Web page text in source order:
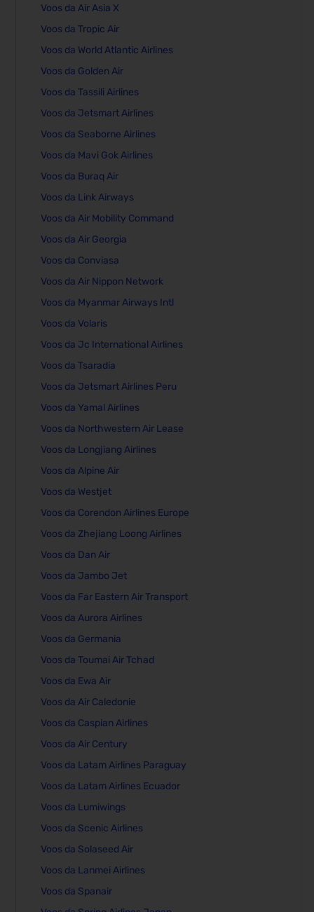
Voos da Air Asia X
Voos da Tropic Air
Voos da World Atlantic Airlines
Voos da Golden Air
Voos da Tassili Airlines
Voos da Jetsmart Airlines
Voos da Seaborne Airlines
Voos da Mavi Gok Airlines
Voos da Buraq Air
Voos da Link Airways
Voos da Air Mobility Command
Voos da Air Georgia
Voos da Conviasa
Voos da Air Nippon Network
Voos da Myanmar Airways Intl
Voos da Volaris
Voos da Jc International Airlines
Voos da Tsaradia
Voos da Jetsmart Airlines Peru
Voos da Yamal Airlines
Voos da Northwestern Air Lease
Voos da Longjiang Airlines
Voos da Alpine Air
Voos da Westjet
Voos da Corendon Airlines Europe
Voos da Zhejiang Loong Airlines
Voos da Dan Air
Voos da Jambo Jet
Voos da Far Eastern Air Transport
Voos da Aurora Airlines
Voos da Germania
Voos da Toumai Air Tchad
Voos da Ewa Air
Voos da Air Caledonie
Voos da Caspian Airlines
Voos da Air Century
Voos da Latam Airlines Paraguay
Voos da Latam Airlines Ecuador
Voos da Lumiwings
Voos da Scenic Airlines
Voos da Solaseed Air
Voos da Lanmei Airlines
Voos da Spanair